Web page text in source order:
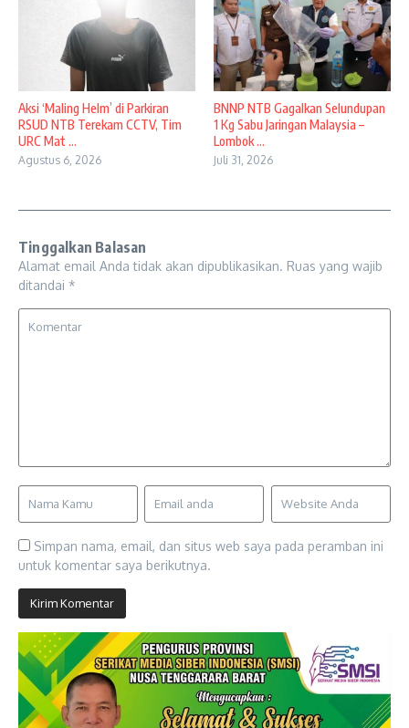
Aksi ‘Maling Helm’ di Parkiran
RSUD NTB Terekam CCTV, Tim
URC Mat ...
Agustus 6, 2026
BNNP NTB Gagalkan Selundupan
1 Kg Sabu Jaringan Malaysia –
Lombok ...
Juli 31, 2026
Tinggalkan Balasan
Alamat email Anda tidak akan dipublikasikan. Ruas yang wajib
ditandai *
Simpan nama, email, dan situs web saya pada peramban ini
untuk komentar saya berikutnya.